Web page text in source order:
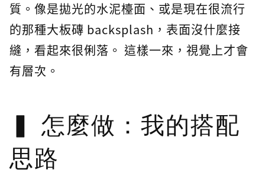
質。像是拋光的水泥檯面、或是現在很流行
的那種大板磚 backsplash，表面沒什麼接
縫，看起來很俐落。 這樣一來，視覺上才會
有層次。
怎麼做：我的搭配
思路